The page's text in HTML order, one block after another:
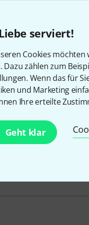
serviert!
Cookies
Dazu zählen zum
Wenn das für
und Marketing
Ihre erteilte
Geht klar
Artikelnummer
Bestückung
Magnetische
Analoger Eingang